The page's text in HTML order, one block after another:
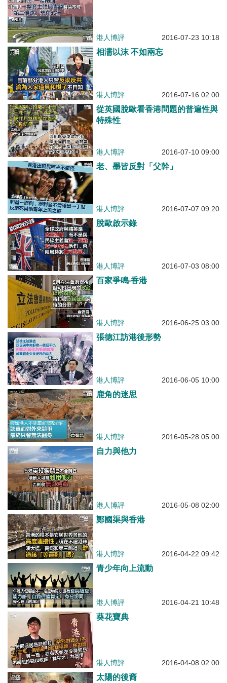
港人博評 2016-07-23 10:18
相濡以沫 不如兩忘
港人博評 2016-07-16 02:00
從英國脫歐看香港問題的普遍性與
特殊性
港人博評 2016-07-10 09:00
老、墨皆反對「父幹」
港人博評 2016-07-07 09:20
脫歐啟示錄
港人博評 2016-07-03 08:00
百家爭鳴‧香港
港人博評 2016-06-25 03:00
張德江訪港後形勢
港人博評 2016-06-05 10:00
鹿角的迷思
港人博評 2016-05-28 05:00
自力與他力
港人博評 2016-05-08 02:00
鄭國渠與香港
港人博評 2016-04-22 09:42
青少年向上流動
港人博評 2016-04-21 10:48
葵花寶典
港人博評 2016-04-08 02:00
太陽的後裔